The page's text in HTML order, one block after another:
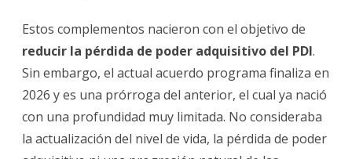
Estos complementos nacieron con el objetivo de
reducir la pérdida de poder adquisitivo del PDI.
Sin embargo, el actual acuerdo programa finaliza en
2026 y es una prórroga del anterior, el cual ya nació
con una profundidad muy limitada. No consideraba
la actualización del nivel de vida, la pérdida de poder